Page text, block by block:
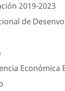
2019-2023
de